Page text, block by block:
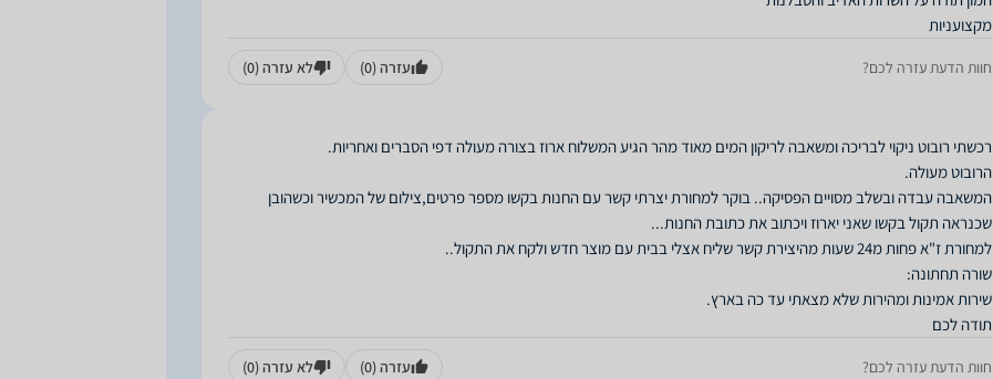
מקצועניות
חוות הדעת עזרה לכם? עזרה(0) לא עזרה(0)
המשאבה עבדה ובשלב מסויים הפסיקה.. בוקר למחורת יצרתי קשר עם החנות בקשו מספר פרטים,צילום של המכשיר וכשהובן
תודה לכם
חוות הדעת עזרה לכם? עזרה(0) לא עזרה(0)